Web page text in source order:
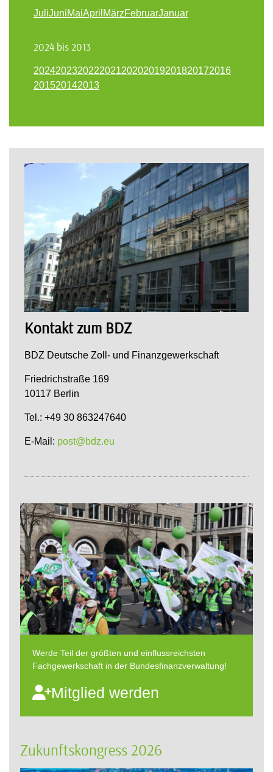
JuliJuniMaiApril MärzFebruarJanuar
2024 bis 2013
202420232022202120202019201820172016
201520142013
Kontakt zum BDZ
BDZ Deutsche Zoll- und Finanzgewerkschaft
Friedrichstraße 169
10117 Berlin
Tel.: +49 30 863247640
E-Mail: post@bdz.eu
Werde Teil der größten und einflussreichsten
Fachgewerkschaft in der Bundesfinanzverwaltung!
Mitglied werden
Zukunftskongress 2026